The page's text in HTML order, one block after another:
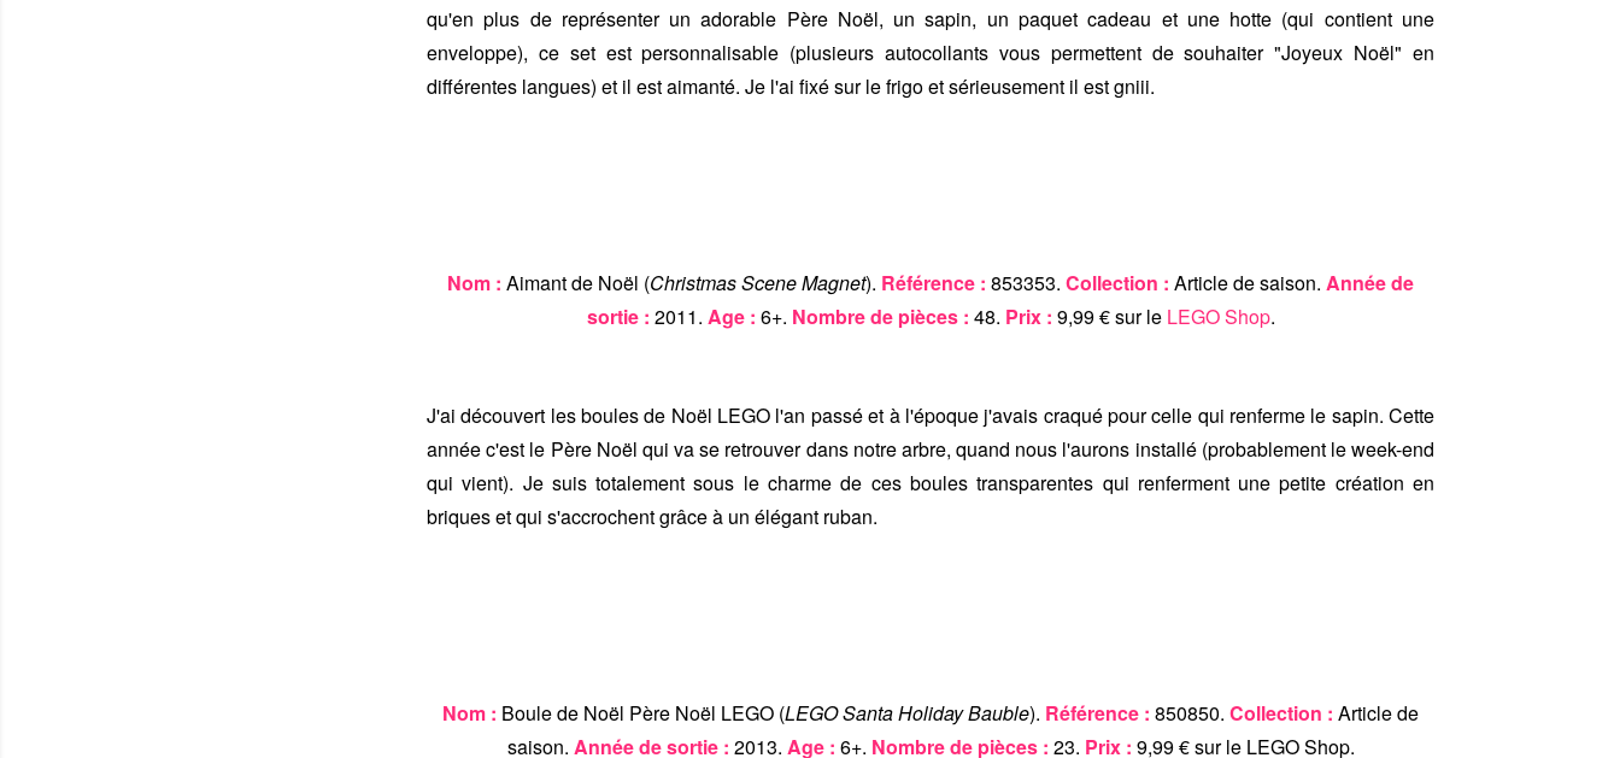
qu'en plus de représenter un adorable Père Noël, un sapin, un paquet cadeau et une hotte (qui contient une
enveloppe), ce set est personnalisable (plusieurs autocollants vous permettent de souhaiter "Joyeux Noël" en
différentes langues) et il est aimanté. Je l'ai fixé sur le frigo et sérieusement il est gniii.
Nom : Aimant de Noël (Christmas Scene Magnet). Référence : 853353. Collection : Article de saison. Année de
sortie : 2011. Age : 6+. Nombre de pièces : 48. Prix : 9,99 € sur le LEGO Shop.
J'ai découvert les boules de Noël LEGO l'an passé et à l'époque j'avais craqué pour celle qui renferme le sapin. Cette
année c'est le Père Noël qui va se retrouver dans notre arbre, quand nous l'aurons installé (probablement le week-end
qui vient). Je suis totalement sous le charme de ces boules transparentes qui renferment une petite création en
briques et qui s'accrochent grâce à un élégant ruban.
Nom : Boule de Noël Père Noël LEGO (LEGO Santa Holiday Bauble). Référence : 850850. Collection : Article de
saison. Année de sortie : 2013. Age : 6+. Nombre de pièces : 23. Prix : 9,99 € sur le LEGO Shop.